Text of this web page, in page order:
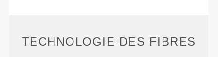
TECHNOLOGIE DES FIBRES